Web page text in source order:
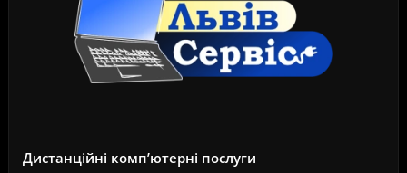
Дистанційні комп’ютерні послуги